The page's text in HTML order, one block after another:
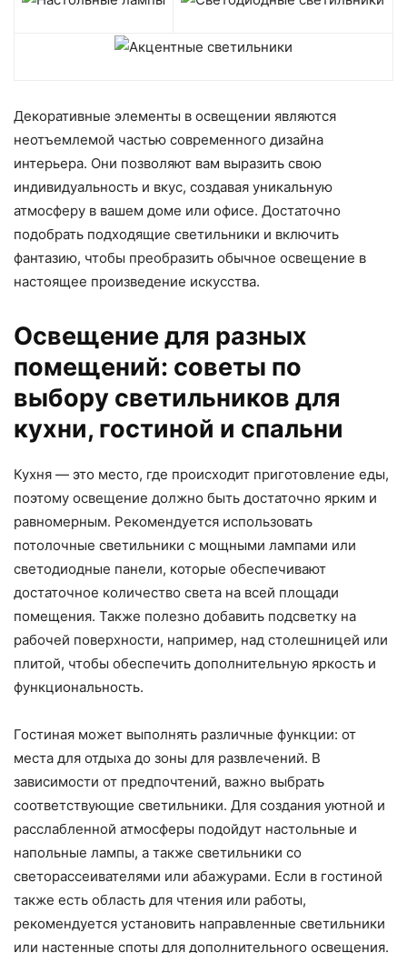
Декоративные элементы в освещении являются
неотъемлемой частью современного дизайна
интерьера. Они позволяют вам выразить свою
индивидуальность и вкус, создавая уникальную
атмосферу в вашем доме или офисе. Достаточно
подобрать подходящие светильники и включить
фантазию, чтобы преобразить обычное освещение в
настоящее произведение искусства.
Освещение для разных
помещений: советы по
выбору светильников для
кухни, гостиной и спальни
Кухня — это место, где происходит приготовление еды,
поэтому освещение должно быть достаточно ярким и
равномерным. Рекомендуется использовать
потолочные светильники с мощными лампами или
светодиодные панели, которые обеспечивают
достаточное количество света на всей площади
помещения. Также полезно добавить подсветку на
рабочей поверхности, например, над столешницей или
плитой, чтобы обеспечить дополнительную яркость и
функциональность.
Гостиная может выполнять различные функции: от
места для отдыха до зоны для развлечений. В
зависимости от предпочтений, важно выбрать
соответствующие светильники. Для создания уютной и
расслабленной атмосферы подойдут настольные и
напольные лампы, а также светильники со
светорассеивателями или абажурами. Если в гостиной
также есть область для чтения или работы,
рекомендуется установить направленные светильники
или настенные споты для дополнительного освещения.